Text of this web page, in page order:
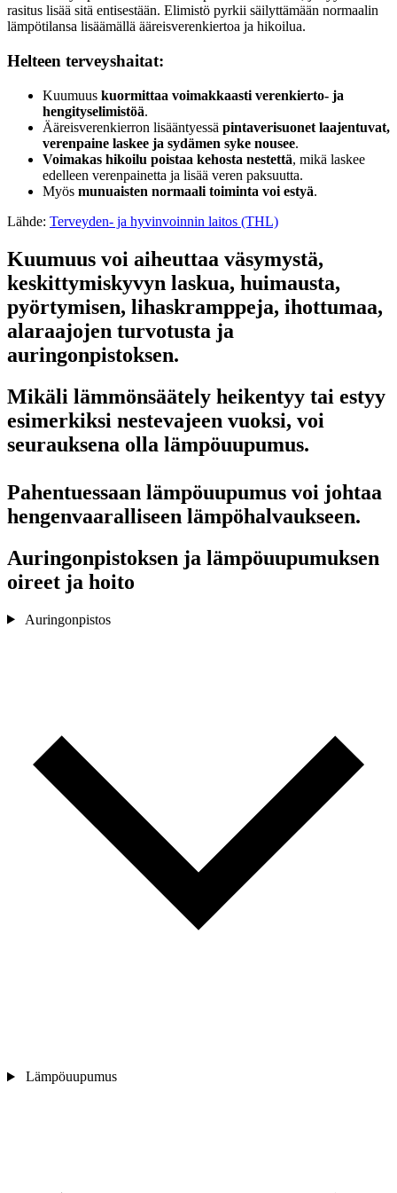
rasitus lisää sitä entisestään. Elimistö pyrkii säilyttämään normaalin
lämpötilansa lisäämällä ääreisverenkiertoa ja hikoilua.
Helteen terveyshaitat:
Kuumuus kuormittaa voimakkaasti verenkierto- ja
hengityselimistöä.
Ääreisverenkierron lisääntyessä pintaverisuonet laajentuvat,
verenpaine laskee ja sydämen syke nousee.
Voimakas hikoilu poistaa kehosta nestettä, mikä laskee
edelleen verenpainetta ja lisää veren paksuutta.
Myös munuaisten normaali toiminta voi estyä.
Lähde: Terveyden- ja hyvinvoinnin laitos (THL)
Kuumuus voi aiheuttaa väsymystä,
keskittymiskyvyn laskua, huimausta,
pyörtymisen, lihaskramppeja, ihottumaa,
alaraajojen turvotusta ja
auringonpistoksen.
Mikäli lämmönsäätely heikentyy tai estyy
esimerkiksi nestevajeen vuoksi, voi
seurauksena olla lämpöuupumus.
Pahentuessaan lämpöuupumus voi johtaa
hengenvaaralliseen lämpöhalvaukseen.
Auringonpistoksen ja lämpöuupumuksen
oireet ja hoito
Auringonpistos
Lämpöuupumus